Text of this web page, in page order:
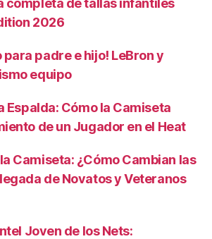
completa de tallas infantiles
2026
para padre e hijo! LeBron y
equipo
Espalda: Cómo la Camiseta
de un Jugador en el Heat
Camiseta: ¿Cómo Cambian las
de Novatos y Veteranos
Joven de los Nets: